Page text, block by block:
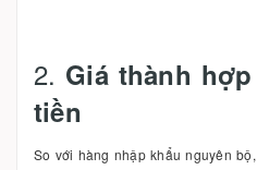
2. Giá thành
tiền
So với hàng nhập khẩu nguyên